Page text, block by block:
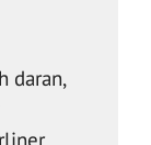
daran,